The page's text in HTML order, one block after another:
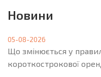
Новини
05-08-2026
Що змінюється у
короткострокової